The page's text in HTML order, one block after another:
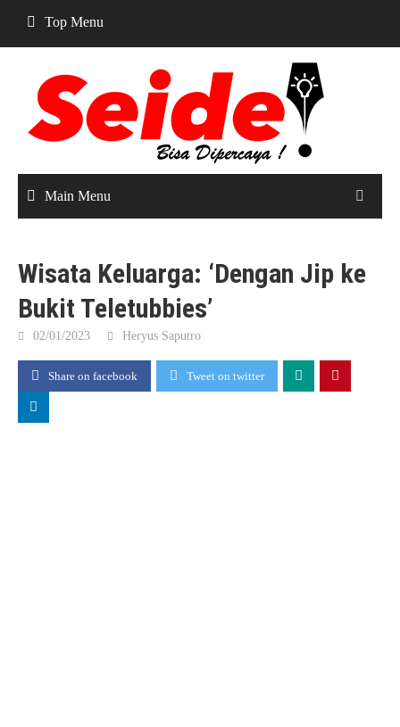
content
Top Menu
Main Menu
Wisata Keluarga: ‘Dengan Jip ke
Bukit Teletubbies’
02/01/2023 Heryus Saputro
Share on facebook Tweet on twitter